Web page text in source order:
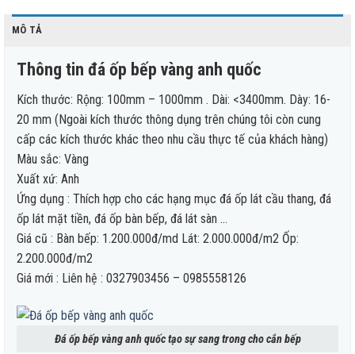
MÔ TẢ
Thông tin đá ốp bếp vàng anh quốc
Kích thước: Rộng: 100mm – 1000mm . Dài: <3400mm. Dày: 16-
20 mm (Ngoài kích thước thông dụng trên chúng tôi còn cung
cấp các kích thước khác theo nhu cầu thực tế của khách hàng)
Màu sắc: Vàng
Xuất xứ: Anh
Ứng dụng : Thích hợp cho các hạng mục đá ốp lát cầu thang, đá
ốp lát mặt tiền, đá ốp bàn bếp, đá lát sàn …
Giá cũ : Bàn bếp: 1.200.000đ/md Lát: 2.000.000đ/m2 Ốp:
2.200.000đ/m2
Giá mới : Liên hệ : 0327903456 – 0985558126
Đá ốp bếp vàng anh quốc tạo sự sang trong cho cắn bếp